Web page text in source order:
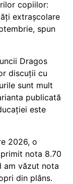
copiilor:
extrașcolare
spun
Dragos
discuții cu
sunt mult
publicată
este
2026, o
nota 8.70
am văzut nota
din plâns.